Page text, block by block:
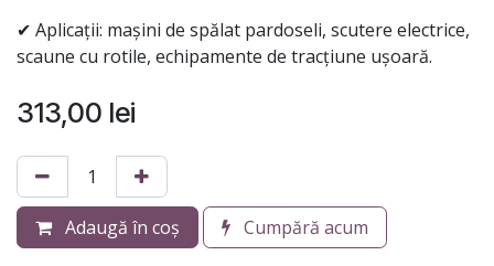
✔ Aplicații: mașini de spălat pardoseli, scutere electrice,
scaune cu rotile, echipamente de tracțiune ușoară.
313,00 lei
Adaugă în coș Cumpără acum